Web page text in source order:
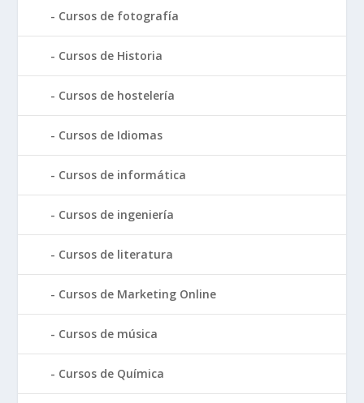
Cursos de fotografía
Cursos de Historia
Cursos de hostelería
Cursos de Idiomas
Cursos de informática
Cursos de ingeniería
Cursos de literatura
Cursos de Marketing Online
Cursos de música
Cursos de Química